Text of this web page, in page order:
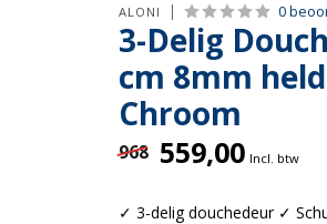
ALONI 0
3-Delig
cm 8mm
Chroom
968 559,00 Incl. btw
✓ 3-delig douchedeur ✓